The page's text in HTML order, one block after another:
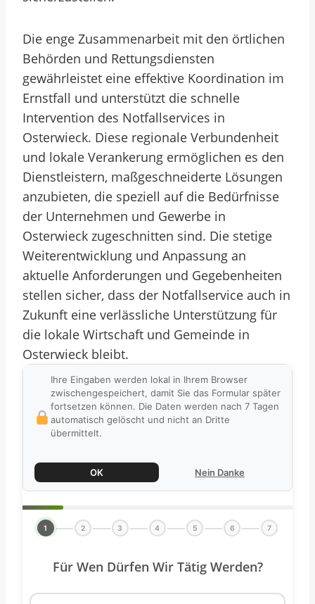
Die enge Zusammenarbeit mit den örtlichen
Behörden und Rettungsdiensten
gewährleistet eine effektive Koordination im
Ernstfall und unterstützt die schnelle
Intervention des Notfallservices in
Osterwieck. Diese regionale Verbundenheit
und lokale Verankerung ermöglichen es den
Dienstleistern, maßgeschneiderte Lösungen
anzubieten, die speziell auf die Bedürfnisse
der Unternehmen und Gewerbe in
Osterwieck zugeschnitten sind. Die stetige
Weiterentwicklung und Anpassung an
aktuelle Anforderungen und Gegebenheiten
stellen sicher, dass der Notfallservice auch in
Zukunft eine verlässliche Unterstützung für
die lokale Wirtschaft und Gemeinde in
Osterwieck bleibt.
Ihre Eingaben werden lokal in Ihrem Browser
zwischengespeichert, damit Sie das Formular später
fortsetzen können. Die Daten werden nach 7 Tagen
automatisch gelöscht und nicht an Dritte
übermittelt.
OK Nein Danke
1 2 3 4 5 6 7
Für Wen Dürfen Wir Tätig Werden?